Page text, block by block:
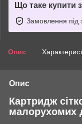
Що таке купити
Замовлення під
Опис
Опис
Картридж
малорухомих